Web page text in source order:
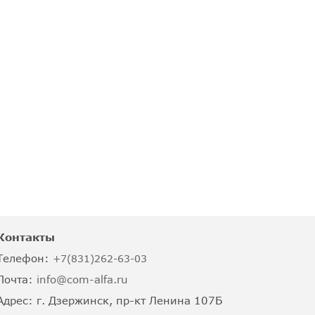
+7(831)262-63-03
info@com-alfa.ru
г. Дзержинск, пр-кт Ленина 107Б